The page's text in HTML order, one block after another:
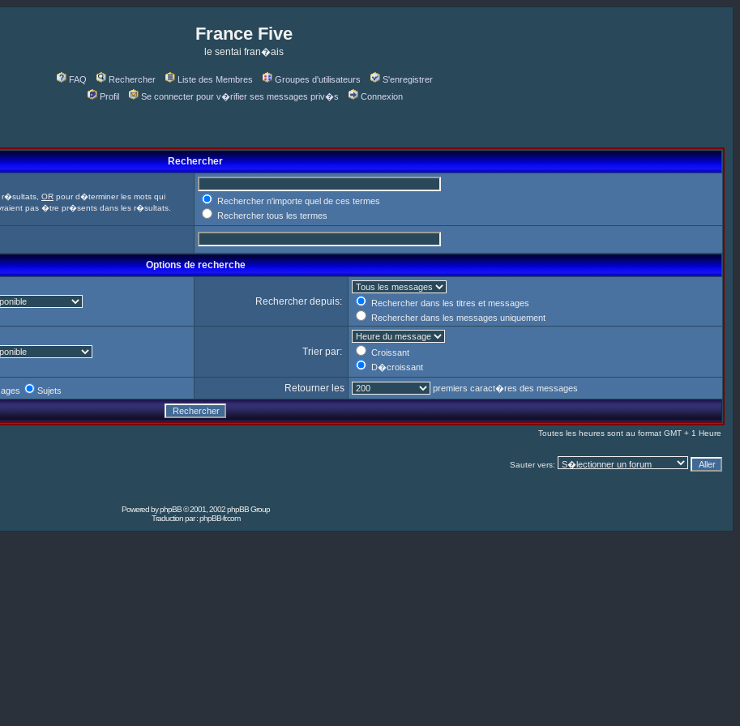
France Five
le sentai fran�ais
FAQ Rechercher Liste des Membres Groupes d'utilisateurs
S'enregistrer
Profil
Se connecter pour v�rifier ses messages priv�s Connexion
Rechercher
OR pour d�terminer les mots qui
pas �tre pr�sents dans les r�sultats.
Rechercher n'importe quel de ces termes
Rechercher tous les termes
Options de recherche
Rechercher depuis:
Rechercher dans les titres et messages
Rechercher dans les messages uniquement
Trier par:
Croissant
D�croissant
Sujets Retourner les premiers caract�res des messages
Toutes les heures sont au format GMT + 1 Heure
Sauter vers:
Powered byphpBB© 2001, 2002 phpBB Group
Traduction par :phpBB-fr.com